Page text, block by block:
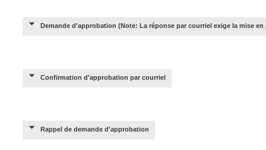
Demande d'approbation (Note: La réponse par courriel exige la mise
Confirmation d'approbation par courriel
Rappel de demande d'approbation